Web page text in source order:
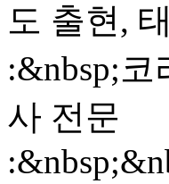
도 출현,
:&nbsp;코
사 전문